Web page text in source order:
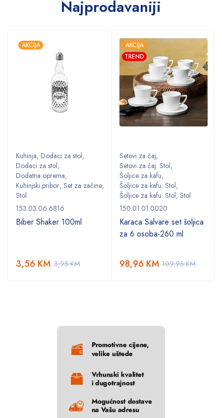
Najprodavaniji
AKCIJA
Kuhinja, Dodaci za stol,
Dodaci za stol,
Dodatna oprema,
Kuhinjski pribor, Set za začine,
Stol
153.03.06.6816
Biber Shaker 100ml
3,95KM
3,56 KM
AKCIJA
TREND
Setovi za čaj,
Setovi za čaj. Stol,
Šoljice za kafu,
Šoljice za kafu. Stol,
Šoljice za kafu. Stol, Stol
150.01.01.0020
Karaca Salvare set šoljica
za 6 osoba-260 ml
109,95KM
98,96 KM